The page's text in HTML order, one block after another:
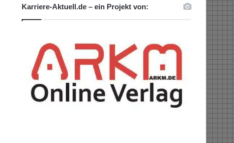
Karriere-Aktuell.de – ein Projekt von: